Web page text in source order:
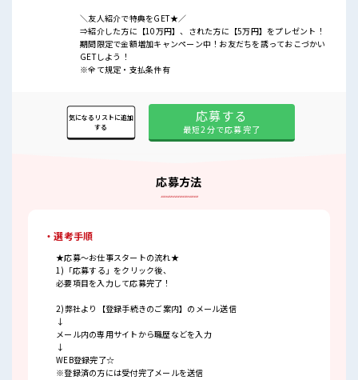
＼友人紹介で特典をGET★／
⇒紹介した方に【10万円】、された方に【5万円】をプレゼント！
期間限定で金額増加キャンペーン中！お友だちを誘っておこづかい
GETしよう！
※全て規定・支払条件有
応募する
最短2分で応募完了
気になるリストに追加
する
応募方法
・選考手順
★応募～お仕事スタートの流れ★
1)「応募する」をクリック後、
必要項目を入力して応募完了！
2)弊社より【登録手続きのご案内】のメール送信
↓
メール内の専用サイトから職歴などを入力
↓
WEB登録完了☆
※登録済の方には受付完了メールを送信